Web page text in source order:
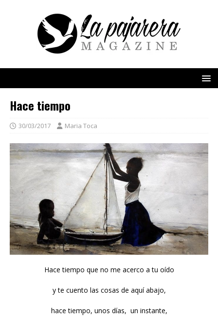
Hace tiempo
30/03/2017 Maria Toca
Hace tiempo que no me acerco a tu oído
y te cuento las cosas de aquí abajo,
hace tiempo, unos días, un instante,